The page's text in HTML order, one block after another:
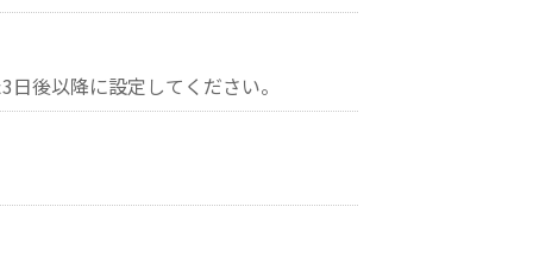
後以降に設定してください。